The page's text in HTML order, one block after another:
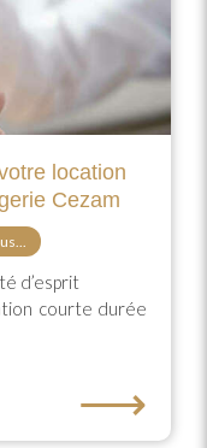
location
Cezam
d’esprit
courte durée
⟶